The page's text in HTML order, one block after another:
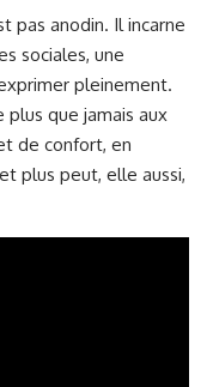
pas anodin. Il incarne
sociales, une
pleinement.
plus que jamais aux
de confort, en
plus peut, elle aussi,